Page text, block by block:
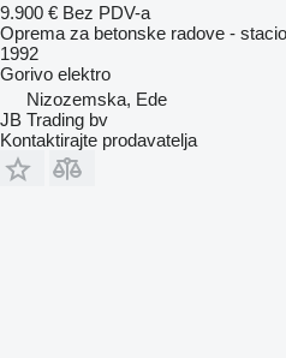
9.900 € Bez PDV-a
Oprema za betonske radove -
1992
Gorivo elektro
Nizozemska, Ede
JB Trading bv
Kontaktirajte prodavatelja